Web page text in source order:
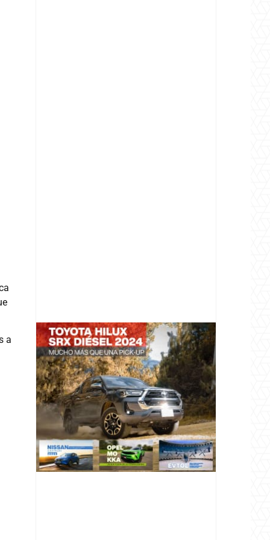
a
Follow
@v12_magazine